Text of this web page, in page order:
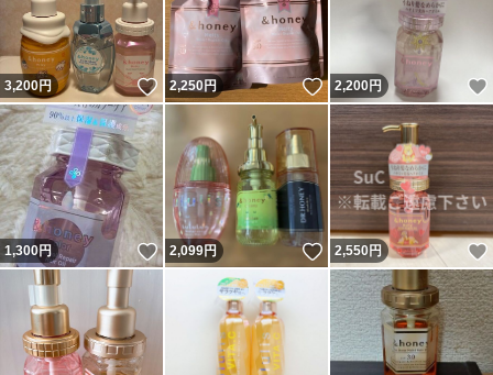
3,200円 いいね！
2,250円 いいね！
2,200円
1,300円 いいね！
2,099円 いいね！
2,550円